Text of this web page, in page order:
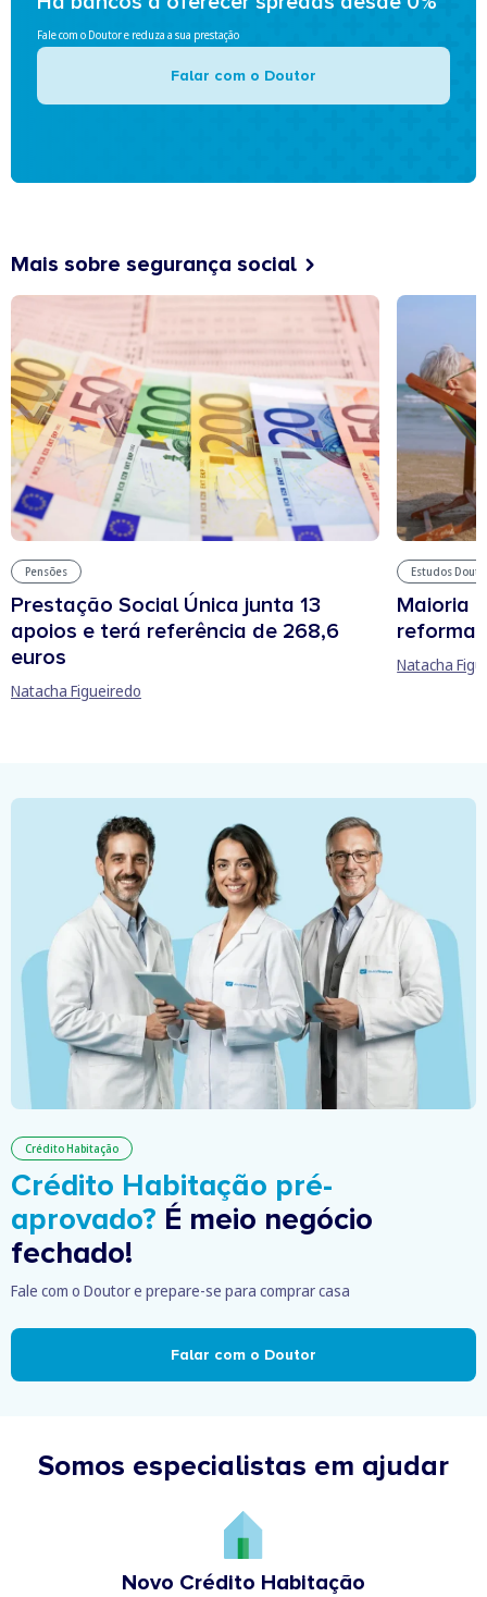
Fale com o Doutor e reduza a sua prestação
Falar com o Doutor
Mais sobre segurança social
Pensões
Prestação Social Única junta 13
apoios e terá referência de 268,6
euros
Natacha Figueiredo
Estudos
Maioria
reforma
Natacha
Crédito Habitação
Crédito Habitação pré-
aprovado? É meio negócio
fechado!
Fale com o Doutor e prepare-se para comprar casa
Falar com o Doutor
Somos especialistas em ajudar
Novo Crédito Habitação